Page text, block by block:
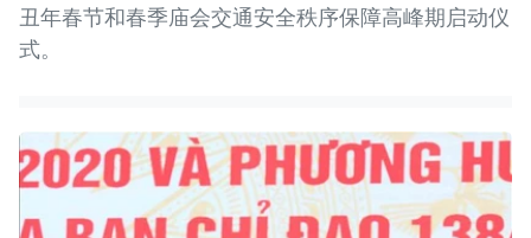
丑年春节和春季庙会交通安全秩序保障高峰期启动仪
式。